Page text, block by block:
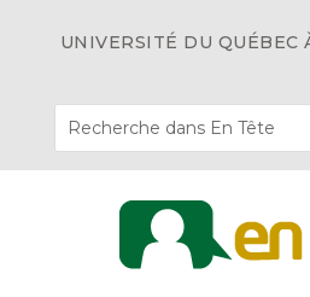
UNIVERSITÉ DU QUÉBEC